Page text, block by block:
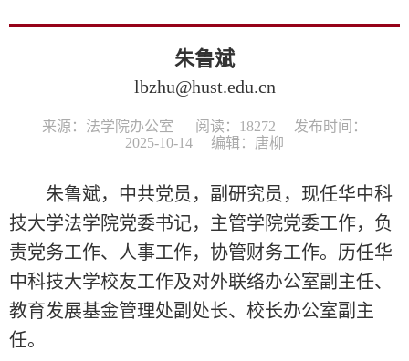
朱鲁斌
lbzhu@hust.edu.cn
来源：法学院办公室 阅读： 18272
发布时间：
2025-10-14
编辑：唐柳
朱鲁斌，中共党员，副研究员，现任华中科
技大学法学院党委书记，主管学院党委工作，负
责党务工作、人事工作，协管财务工作。历任华
中科技大学校友工作及对外联络办公室副主任、
教育发展基金管理处副处长、校长办公室副主
任。